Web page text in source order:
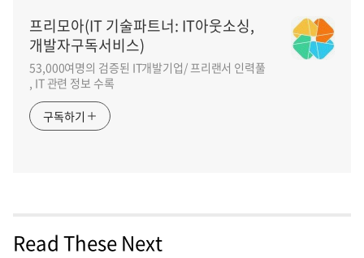
프리모아(IT 기술파트너: IT아웃소싱,
개발자구독서비스)
53,000여명의 검증된 IT개발기업/ 프리랜서 인력풀
, IT 관련 정보 수록
구독하기
Read These Next